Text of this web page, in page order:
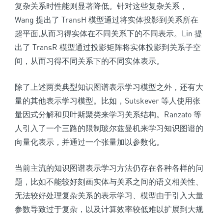
复杂关系时性能则显著降低。针对这些复杂关系，
Wang 提出了 TransH 模型通过将实体投影到关系所在
超平面,从而习得实体在不同关系下的不同表示。Lin 提
出了 TransR 模型通过投影矩阵将实体投影到关系子空
间，从而习得不同关系下的不同实体表示。
除了上述两类典型知识图谱表示学习模型之外，还有大
量的其他表示学习模型。比如，Sutskever 等人使用张
量因式分解和贝叶斯聚类来学习关系结构。Ranzato 等
人引入了一个三路的限制玻尔兹曼机来学习知识图谱的
向量化表示，并通过一个张量加以参数化。
当前主流的知识图谱表示学习方法仍存在各种各样的问
题，比如不能较好刻画实体与关系之间的语义相关性、
无法较好处理复杂关系的表示学习、模型由于引入大量
参数导致过于复杂，以及计算效率较低难以扩展到大规